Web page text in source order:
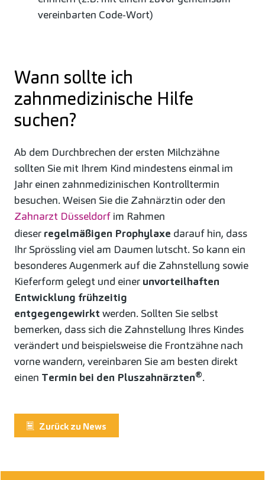
vereinbarten Code-Wort)
Wann sollte ich
zahnmedizinische Hilfe
suchen?
Ab dem Durchbrechen der ersten Milchzähne
sollten Sie mit Ihrem Kind mindestens einmal im
Jahr einen zahnmedizinischen Kontrolltermin
besuchen. Weisen Sie die Zahnärztin oder den
Zahnarzt Düsseldorf im Rahmen
dieser regelmäßigen Prophylaxe darauf hin, dass
Ihr Sprössling viel am Daumen lutscht. So kann ein
besonderes Augenmerk auf die Zahnstellung sowie
Kieferform gelegt und einer unvorteilhaften
Entwicklung frühzeitig
entgegengewirkt werden. Sollten Sie selbst
bemerken, dass sich die Zahnstellung Ihres Kindes
verändert und beispielsweise die Frontzähne nach
vorne wandern, vereinbaren Sie am besten direkt
einen Termin bei den Pluszahnärzten®.
Zurück zu News